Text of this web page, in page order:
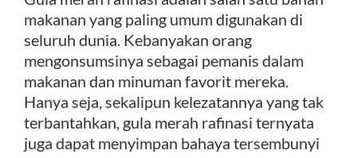
makanan yang paling umum digunakan di
seluruh dunia. Kebanyakan orang
mengonsumsinya sebagai pemanis dalam
makanan dan minuman favorit mereka.
Hanya seja, sekalipun kelezatannya yang tak
terbantahkan, gula merah rafinasi ternyata
juga dapat menyimpan bahaya tersembunyi